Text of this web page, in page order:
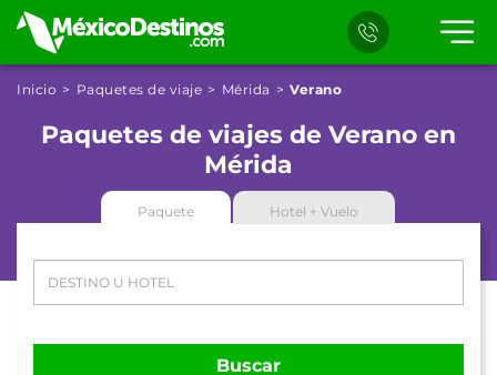
Inicio Paquetes de viaje Mérida Verano
Paquetes de viajes de Verano en
Mérida
Paquete Hotel + Vuelo
Buscar